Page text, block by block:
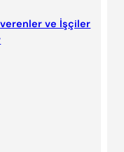
ve İşçiler